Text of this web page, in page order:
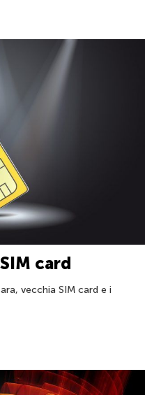
card
vecchia SIM card e i